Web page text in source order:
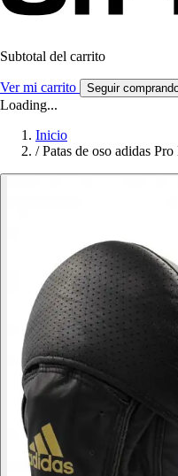
Subtotal del carrito
Ver mi carrito Seguir
Loading...
Inicio
/ Patas de oso adidas